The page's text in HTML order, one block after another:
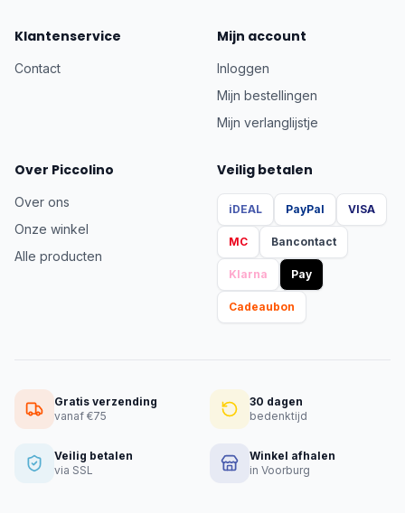
Klantenservice
Contact
Mijn account
Inloggen
Mijn bestellingen
Mijn verlanglijstje
Over Piccolino
Over ons
Onze winkel
Alle producten
Veilig betalen
iDEAL PayPal VISA
MC Bancontact
Klarna Pay
Cadeaubon
Gratis verzending
vanaf €75
30 dagen
bedenktijd
Veilig betalen
via SSL
Winkel afhalen
in Voorburg